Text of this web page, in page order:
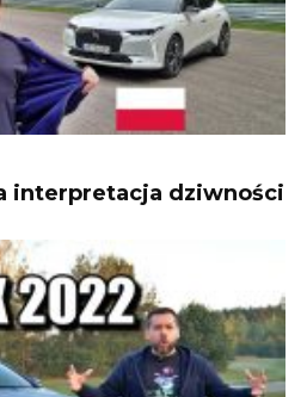
interpretacja dziwności